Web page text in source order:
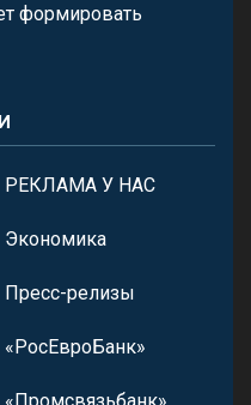
формировать
РЕКЛАМА У НАС
Экономика
Пресс-релизы
«РосЕвроБанк»